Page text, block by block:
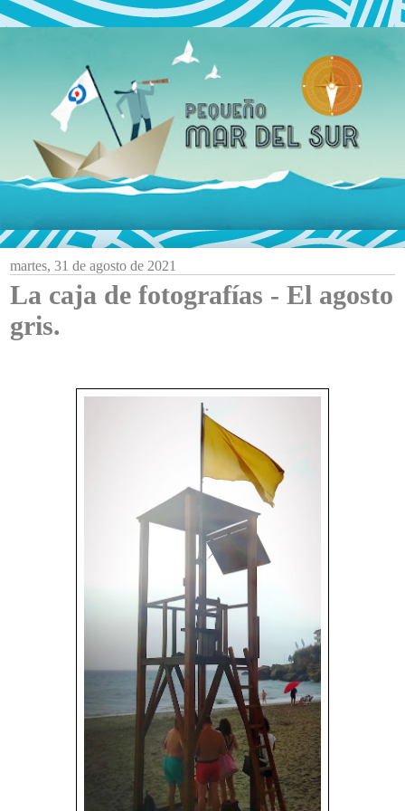
martes, 31 de agosto de 2021
La caja de fotografías - El agosto
gris.